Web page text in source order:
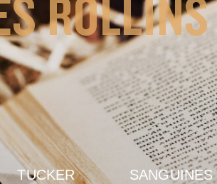
ROLLINS
TUCKER
SANGUINES